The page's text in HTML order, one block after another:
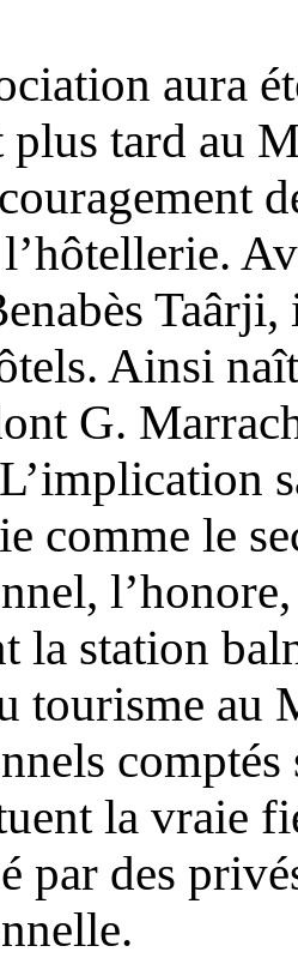
aura
tard au
Ainsi
G.
comme le
la station
tourisme au
la vraie
par des